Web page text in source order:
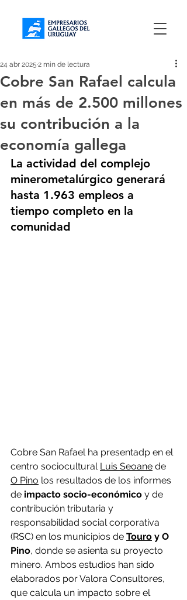
Cobre San Rafael calcula
en más de 2.500 millones
su contribución a la
economía gallega
24 abr 2025 2 min de lectura
La actividad del complejo
minerometalúrgico generará
hasta 1.963 empleos a
tiempo completo en la
comunidad
Cobre San Rafael ha presentadp en el
centro sociocultural Luis Seoane de
O Pino los resultados de los informes
de impacto socio-económico y de
contribución tributaria y
responsabilidad social corporativa
(RSC) en los municipios de Touro y O
Pino, donde se asienta su proyecto
minero. Ambos estudios han sido
elaborados por Valora Consultores,
que calcula un impacto sobre el